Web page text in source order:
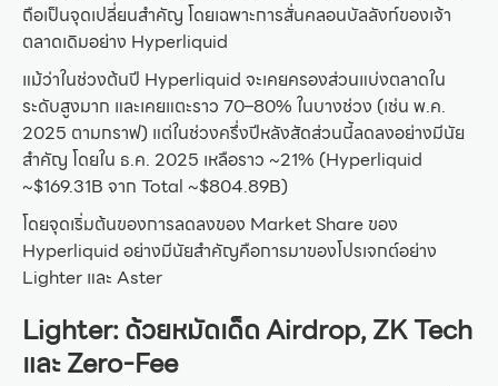
ถือเป็นจุดเปลี่ยนสำคัญ โดยเฉพาะการสั่นคลอนบัลลังก์ของเจ้า
ตลาดเดิมอย่าง Hyperliquid
แม้ว่าในช่วงต้นปี Hyperliquid จะเคยครองส่วนแบ่งตลาดใน
ระดับสูงมาก และเคยแตะราว 70–80% ในบางช่วง (เช่น พ.ค.
2025 ตามกราฟ) แต่ในช่วงครึ่งปีหลังสัดส่วนนี้ลดลงอย่างมีนัย
สำคัญ โดยใน ธ.ค. 2025 เหลือราว ~21% (Hyperliquid
~$169.31B จาก Total ~$804.89B)
โดยจุดเริ่มต้นของการลดลงของ Market Share ของ
Hyperliquid อย่างมีนัยสำคัญคือการมาของโปรเจกต์อย่าง
Lighter และ Aster
Lighter: ด้วยหมัดเด็ด Airdrop, ZK Tech
และ Zero-Fee